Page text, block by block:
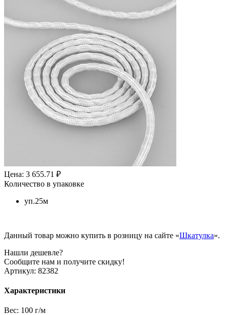
Цена: 3 655.71 ₽
Количество в упаковке
уп.25м
Данный товар можно купить в розницу на сайте «Шкатулка».
Нашли дешевле?
Сообщите нам и получите скидку!
Артикул: 82382
Характеристики
Вес: 100 г/м